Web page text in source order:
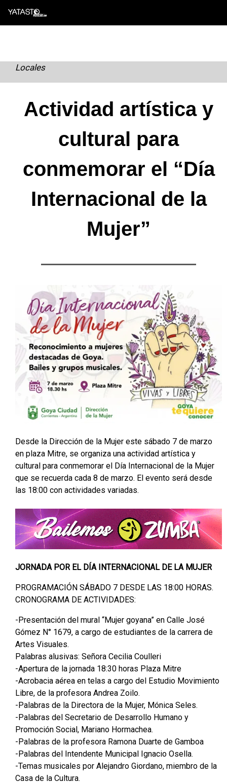
Skip
Locales
Actividad artística y
cultural para
conmemorar el “Día
Internacional de la
Mujer”
Desde la Dirección de la Mujer este sábado 7 de marzo
en plaza Mitre, se organiza una actividad artística y
cultural para conmemorar el Día Internacional de la Mujer
que se recuerda cada 8 de marzo. El evento será desde
las 18:00 con actividades variadas.
JORNADA POR EL DÍA INTERNACIONAL DE LA MUJER
PROGRAMACIÓN SÁBADO 7 DESDE LAS 18:00 HORAS.
CRONOGRAMA DE ACTIVIDADES:
-Presentación del mural “Mujer goyana” en Calle José
Gómez N° 1679, a cargo de estudiantes de la carrera de
Artes Visuales.
Palabras alusivas: Señora Cecilia Coulleri
-Apertura de la jornada 18:30 horas Plaza Mitre
-Acrobacia aérea en telas a cargo del Estudio Movimiento
Libre, de la profesora Andrea Zoilo.
-Palabras de la Directora de la Mujer, Mónica Seles.
-Palabras del Secretario de Desarrollo Humano y
Promoción Social, Mariano Hormachea.
-Palabras de la profesora Ramona Duarte de Gamboa
-Palabras del Intendente Municipal Ignacio Osella.
-Temas musicales por Alejandro Giordano, miembro de la
Casa de la Cultura.